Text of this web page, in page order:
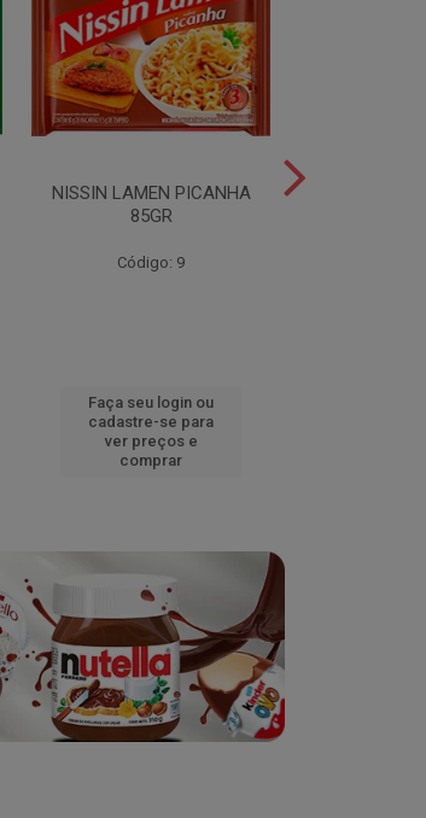
NISSIN LAMEN PICANHA
85GR
Código: 9
Faça seu login ou
cadastre-se para
ver preços e
comprar